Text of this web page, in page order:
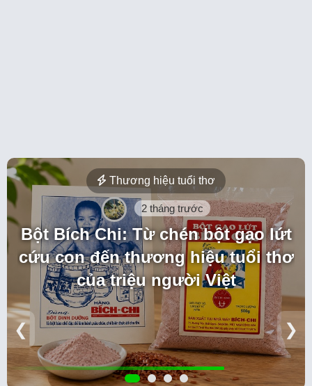
Thương hiệu tuổi thơ
2 tháng trước
Bột Bích Chi: Từ chén bột gạo lứt
cứu con đến thương hiệu tuổi thơ
của triệu người Việt
❮ ❯